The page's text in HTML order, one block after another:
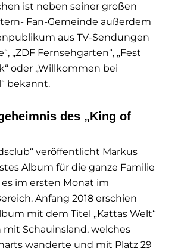
ist neben seiner großen
Fan-Gemeinde außerdem
aus TV-Sendungen
„ZDF Fernsehgarten“, „Fest
oder „Willkommen bei
bekannt.
des „King of
veröffentlicht Markus
Album für die ganze Familie
im ersten Monat im
Anfang 2018 erschien
mit dem Titel „Kattas Welt“
mit Schauinsland, welches
wanderte und mit Platz 29